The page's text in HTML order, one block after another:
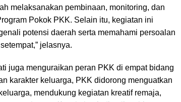
melaksanakan pembinaan, monitoring, dan
Pokok PKK. Selain itu, kegiatan ini
potensi daerah serta memahami persoalan
jelasnya.
juga menguraikan peran PKK di empat bidang
karakter keluarga, PKK didorong menguatkan
mendukung kegiatan kreatif remaja,